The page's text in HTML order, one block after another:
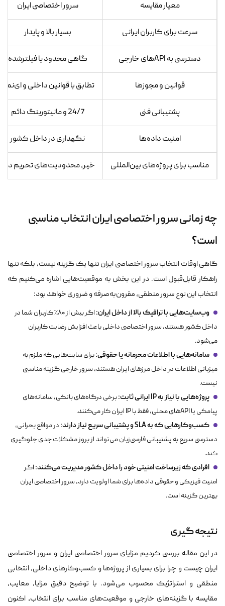
معیار مقایسه سرور اختصاصی ایران
سرعت برای کاربران ایرانی بسیار بالا و پایدار
دسترسی به API‌های خارجی گاهی محدود یا فیلتر‌شده
قوانین و مجوزها تطابق با قوانین داخلی و ای‌نماد
پشتیبانی فنی 24/7 و مانیتورینگ دائم
امنیت داده‌ها نگهداری در داخل کشور
مناسب برای پروژه‌های بین‌المللی خیر، محدودیت‌های تحریم دارد
چه زمانی سرور اختصاصی ایران انتخاب مناسبی
است؟
گاهی اوقات انتخاب سرور اختصاصی ایران تنها یک گزینه نیست، بلکه تنها
راهکار قابل‌قبول است. در این بخش به موقعیت‌هایی اشاره می‌کنیم که
انتخاب این نوع سرور منطقی، مقرون‌به‌صرفه و ضروری خواهد بود:
وب‌سایت‌هایی با ترافیک بالا از داخل ایران:
اگر بیش از ۸۰٪ کاربران شما در
داخل کشور هستند، سرور اختصاصی داخلی باعث افزایش رضایت کاربران
می‌شود.
سامانه‌هایی با اطلاعات محرمانه یا حقوقی:برای سایت‌هایی که ملزم به
میزبانی اطلاعات در داخل مرزهای ایران هستند، سرور خارجی گزینه مناسبی
نیست.
پروژه‌هایی با نیاز بهIPایرانی ثابت:برخی درگاه‌های بانکی، سامانه‌های
پیامکی یا API‌های محلی، فقط با IP ایران کار می‌کنند.
کسب‌وکارهایی که بهSLAو پشتیبانی سریع نیاز دارند: در مواقع بحرانی،
دسترسی سریع به پشتیبانی فارسی‌زبان می‌تواند از بروز مشکلات جدی جلوگیری
کند.
افرادی که زیرساخت امنیتی خود را داخل کشور مدیریت می‌کنند: اگر
امنیت فیزیکی و حقوقی داده‌ها برای شما اولویت دارد، سرور اختصاصی ایران
بهترین گزینه است.
نتیجه‌ گیری
در این مقاله بررسی کردیم مزایای سرور اختصاصی ایران و سرور اختصاصی
ایران چیست و چرا برای بسیاری از پروژه‌ها و کسب‌وکارهای داخلی، انتخابی
منطقی و استراتژیک محسوب می‌شود. با توضیح دقیق مزایا، معایب،
مقایسه با گزینه‌های خارجی و موقعیت‌های مناسب برای انتخاب، اکنون